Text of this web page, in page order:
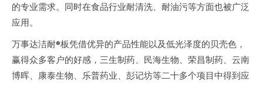
的专业需求。同时在食品行业耐清洗、耐油污等方面也被广泛
应用。
万事达洁耐®板凭借优异的产品性能以及低光泽度的贝壳色，
赢得众多客户的好感，三生制药、民海生物、荣昌制药、云南
博晖、康泰生物、乐普药业、彭记坊等二十多个项目中得到应